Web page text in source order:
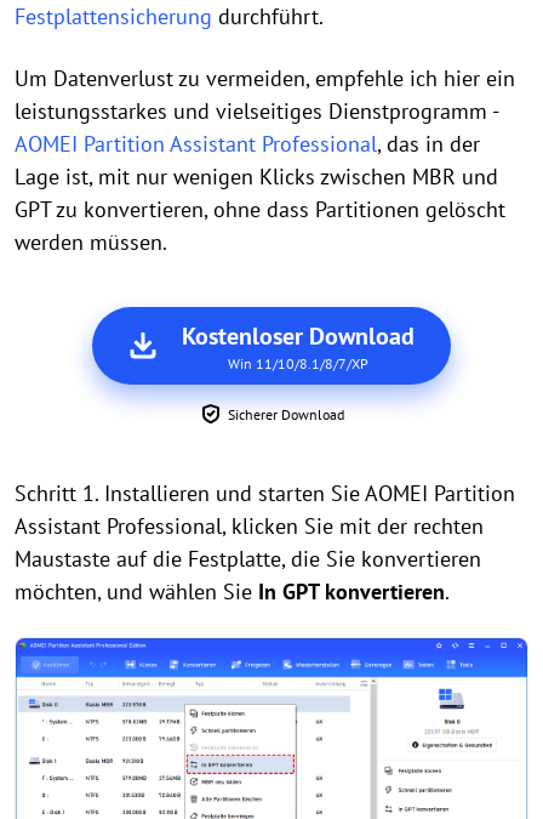
Festplattensicherung durchführt.
Um Datenverlust zu vermeiden, empfehle ich hier ein
leistungsstarkes und vielseitiges Dienstprogramm -
AOMEI Partition Assistant Professional, das in der
Lage ist, mit nur wenigen Klicks zwischen MBR und
GPT zu konvertieren, ohne dass Partitionen gelöscht
werden müssen.
Kostenloser Download
Win 11/10/8.1/8/7/XP
Sicherer Download
Schritt 1. Installieren und starten Sie AOMEI Partition
Assistant Professional, klicken Sie mit der rechten
Maustaste auf die Festplatte, die Sie konvertieren
möchten, und wählen Sie In GPT konvertieren.